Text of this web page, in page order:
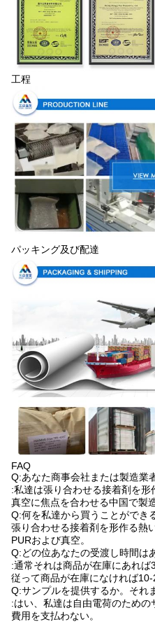
工程
パッキング及び配達
FAQ
Q:あなた商事会社または製造業
:私達は張り合わせる接着剤を
真空に焦点を合わせる中国で製
Q:何を私達から買うことができ
張り合わせる接着剤を形作る熱
PURおよび真空。
Q:どの位あなたの受渡し時間は
:通常それは商品が在庫にあれ
従って商品が在庫になければ10-
Q:サンプルを提供するか。それ
:はい、私達は自由電荷のため
費用を支払わない。